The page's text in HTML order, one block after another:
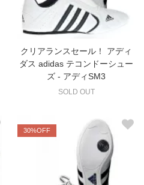
クリアランスセール！ アディ
ダス adidas テコンドーシュー
ズ - アディSM3
SOLD OUT
30%OFF